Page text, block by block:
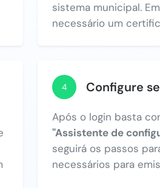
sistema municipal.
necessário um
4 Configure
Após o login basta
"Assistente de
seguirá os passos
necessários para